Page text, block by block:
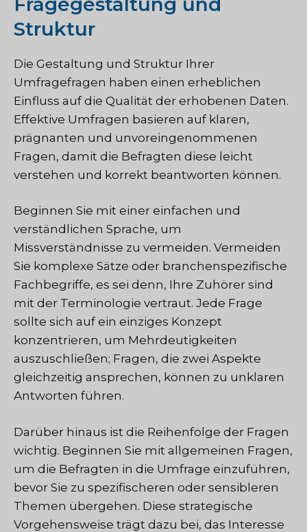
Struktur
Die Gestaltung und Struktur Ihrer
Umfragefragen haben einen erheblichen
Einfluss auf die Qualität der erhobenen Daten.
Effektive Umfragen basieren auf klaren,
prägnanten und unvoreingenommenen
Fragen, damit die Befragten diese leicht
verstehen und korrekt beantworten können.
Beginnen Sie mit einer einfachen und
verständlichen Sprache, um
Missverständnisse zu vermeiden. Vermeiden
Sie komplexe Sätze oder branchenspezifische
Fachbegriffe, es sei denn, Ihre Zuhörer sind
mit der Terminologie vertraut. Jede Frage
sollte sich auf ein einziges Konzept
konzentrieren, um Mehrdeutigkeiten
auszuschließen; Fragen, die zwei Aspekte
gleichzeitig ansprechen, können zu unklaren
Antworten führen.
Darüber hinaus ist die Reihenfolge der Fragen
wichtig. Beginnen Sie mit allgemeinen Fragen,
um die Befragten in die Umfrage einzuführen,
bevor Sie zu spezifischeren oder sensibleren
Themen übergehen. Diese strategische
Vorgehensweise trägt dazu bei, das Interesse